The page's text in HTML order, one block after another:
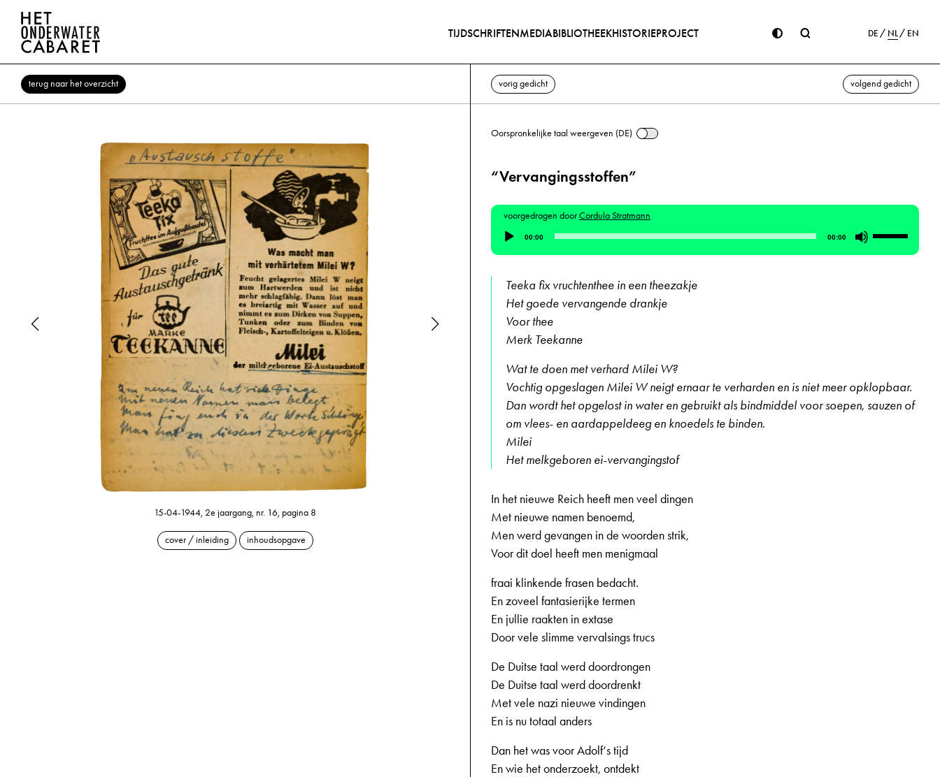
TIJDSCHRIFTENMEDIABIBLIOTHEEKHISTORIEPROJECT DE NL EN
terug naar het overzicht
15-04-1944, 2e jaargang, nr. 16, pagina 8 15-04-1944, 2e jaargang, nr. 16, pagina 9
cover / inleiding inhoudsopgave
vorig gedicht volgend gedicht
Oorspronkelijke taal weergeven (DE)
“Vervangingsstoffen”
voorgedragen doorCordula Stratmann
Audiospeler
00:00 00:00
Gebruik
Omhoog/
te
verlagen.
Teeka fix vruchtenthee in een theezakje
Het goede vervangende drankje
Voor thee
Merk Teekanne
Wat te doen met verhard Milei W?
Vochtig opgeslagen Milei W neigt ernaar te verharden en is niet meer opklopbaar.
Dan wordt het opgelost in water en gebruikt als bindmiddel voor soepen, sauzen of
om vlees- en aardappeldeeg en knoedels te binden.
Milei
Het melkgeboren ei-vervangingstof
In het nieuwe Reich heeft men veel dingen
Met nieuwe namen benoemd,
Men werd gevangen in de woorden strik,
Voor dit doel heeft men menigmaal
fraai klinkende frasen bedacht.
En zoveel fantasierijke termen
En jullie raakten in extase
Door vele slimme vervalsings trucs
De Duitse taal werd doordrongen
De Duitse taal werd doordrenkt
Met vele nazi nieuwe vindingen
En is nu totaal anders
Dan het was voor Adolf‘s tijd
En wie het onderzoekt, ontdekt